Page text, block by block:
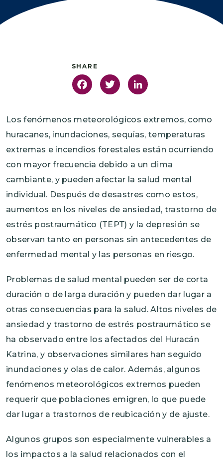
FacebookTwitter
Los fenómenos meteorológicos extremos, como
huracanes, inundaciones, sequías, temperaturas
extremas e incendios forestales están ocurriendo
con mayor frecuencia debido a un clima
cambiante, y pueden afectar la salud mental
individual. Después de desastres como estos,
aumentos en los niveles de ansiedad, trastorno de
estrés postraumático (TEPT) y la depresión se
observan tanto en personas sin antecedentes de
enfermedad mental y las personas en riesgo.
Problemas de salud mental pueden ser de corta
duración o de larga duración y pueden dar lugar a
otras consecuencias para la salud. Altos niveles de
ansiedad y trastorno de estrés postraumático se
ha observado entre los afectados del Huracán
Katrina, y observaciones similares han seguido
inundaciones y olas de calor. Además, algunos
fenómenos meteorológicos extremos pueden
requerir que poblaciones emigren, lo que puede
dar lugar a trastornos de reubicación y de ajuste.
Algunos grupos son especialmente vulnerables a
los impactos a la salud relacionados con el